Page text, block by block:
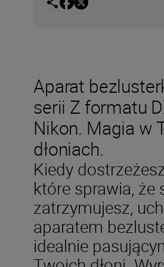
Aparat
serii Z formatu
Nikon. Magia w
dłoniach.
Kiedy
które sprawia, że
zatrzymujesz,
aparatem
idealnie